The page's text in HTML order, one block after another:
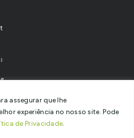
assegurar que lhe
experiência no nosso site. Pode
de Privacidade.